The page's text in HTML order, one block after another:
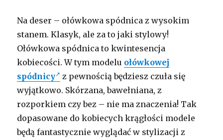
Na deser – ołówkowa spódnica z wysokim
stanem. Klasyk, ale za to jaki stylowy!
Ołówkowa spódnica to kwintesencja
kobiecości. W tym modelu ołówkowej
spódnicy
z pewnością będziesz czuła się
wyjątkowo. Skórzana, bawełniana, z
rozporkiem czy bez – nie ma znaczenia! Tak
dopasowane do kobiecych krągłości modele
będą fantastycznie wyglądać w stylizacji z